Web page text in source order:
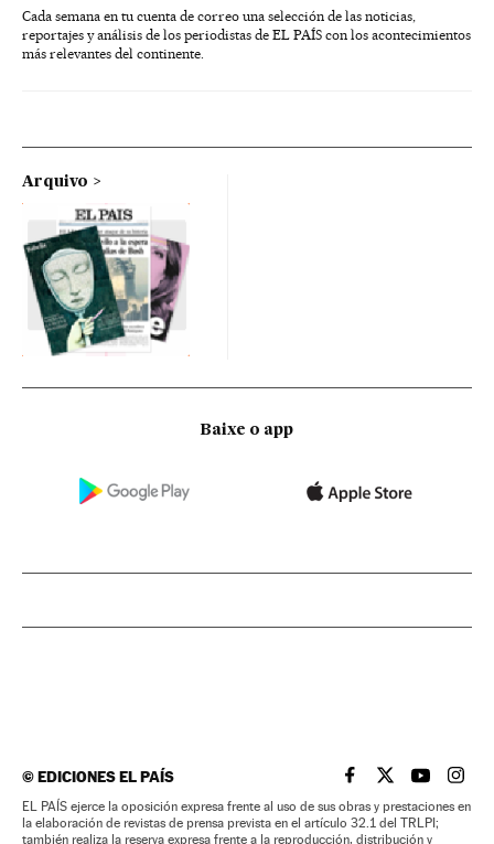
Cada semana en tu cuenta de correo una selección de las noticias,
reportajes y análisis de los periodistas de EL PAÍS con los acontecimientos
más relevantes del continente.
Arquivo
Baixe o app
©EDICIONES EL PAÍS EL PAÍS BRASIL EN
EL PAÍSEL PAÍS
EL
EL PAÍS ejerce la oposición expresa frente al uso de sus obras y prestaciones en
la elaboración de revistas de prensa prevista en el artículo 32.1 del TRLPI;
también realiza la reserva expresa frente a la reproducción, distribución y